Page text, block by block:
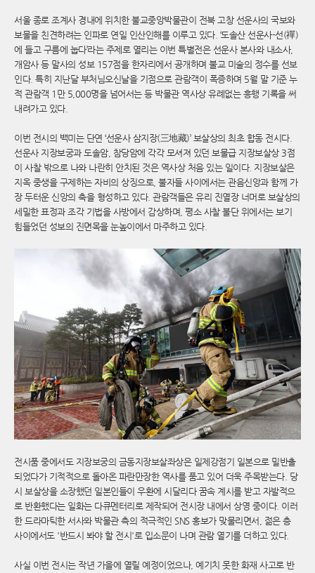
서울 종로 조계사 경내에 위치한 불교중앙박물관이 전북 고창 선운사의 국보와
보물을 친견하려는 인파로 연일 인산인해를 이루고 있다. ‘도솔산 선운사-선(禪)
에 들고 구름에 눕다’라는 주제로 열리는 이번 특별전은 선운사 본사와 내소사,
개암사 등 말사의 성보 157점을 한자리에서 공개하며 불교 미술의 정수를 선보
인다. 특히 지난달 부처님오신날을 기점으로 관람객이 폭증하며 5월 말 기준 누
적 관람객 1만 5,000명을 넘어서는 등 박물관 역사상 유례없는 흥행 기록을 써
내려가고 있다.
이번 전시의 백미는 단연 ‘선운사 삼지장(三地藏)’ 보살상의 최초 합동 전시다.
선운사 지장보궁과 도솔암, 참당암에 각각 모셔져 있던 보물급 지장보살상 3점
이 사찰 밖으로 나와 나란히 안치된 것은 역사상 처음 있는 일이다. 지장보살은
지옥 중생을 구제하는 자비의 상징으로, 불자들 사이에서는 관음신앙과 함께 가
장 두터운 신앙의 축을 형성하고 있다. 관람객들은 유리 진열장 너머로 보살상의
세밀한 표정과 조각 기법을 사방에서 감상하며, 평소 사찰 불단 위에서는 보기
힘들었던 성보의 진면목을 눈높이에서 마주하고 있다.
전시품 중에서도 지장보궁의 금동지장보살좌상은 일제강점기 일본으로 밀반출
되었다가 기적적으로 돌아온 파란만장한 역사를 품고 있어 더욱 주목받는다. 당
시 보살상을 소장했던 일본인들이 우환에 시달리다 꿈속 계시를 받고 자발적으
로 반환했다는 일화는 다큐멘터리로 제작되어 전시장 내에서 상영 중이다. 이러
한 드라마틱한 서사와 박물관 측의 적극적인 SNS 홍보가 맞물리면서, 젊은 층
사이에서도 '반드시 봐야 할 전시'로 입소문이 나며 관람 열기를 더하고 있다.
사실 이번 전시는 작년 가을에 열릴 예정이었으나, 예기치 못한 화재 사고로 반